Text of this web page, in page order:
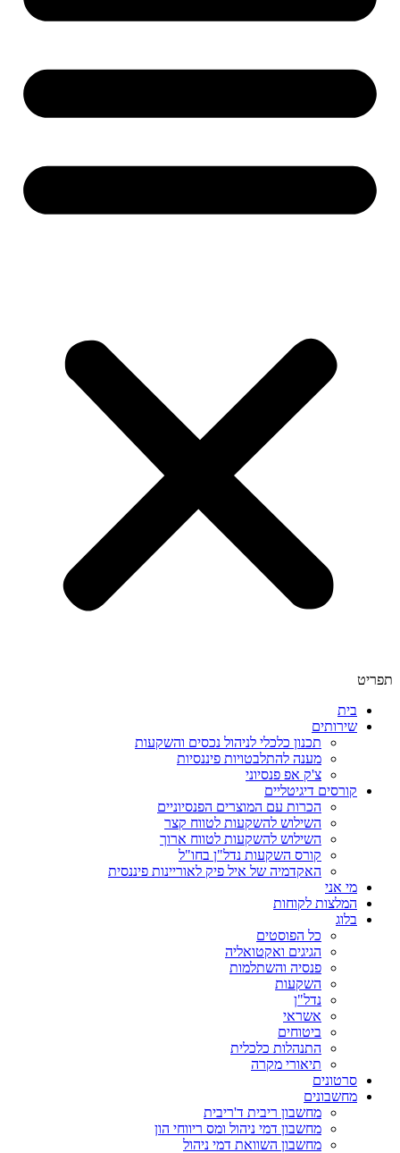
תפריט
בית
שירותים
תכנון כלכלי לניהול נכסים והשקעות
מענה להתלבטויות פיננסיות
צ'ק אפ פנסיוני
קורסים דיגיטליים
הכרות עם המוצרים הפנסיוניים
השילוש להשקעות לטווח קצר
השילוש להשקעות לטווח ארוך
קורס השקעות נדל"ן בחו"ל
האקדמיה של איל פיק לאוריינות פיננסית
מי אני
המלצות לקוחות
בלוג
כל הפוסטים
הגיגים ואקטואליה
פנסיה והשתלמות
השקעות
נדל"ן
אשראי
ביטוחים
התנהלות כלכלית
תיאורי מקרה
סרטונים
מחשבונים
מחשבון ריבית ד'ריבית
מחשבון דמי ניהול ומס ריווחי הון
מחשבון השוואת דמי ניהול